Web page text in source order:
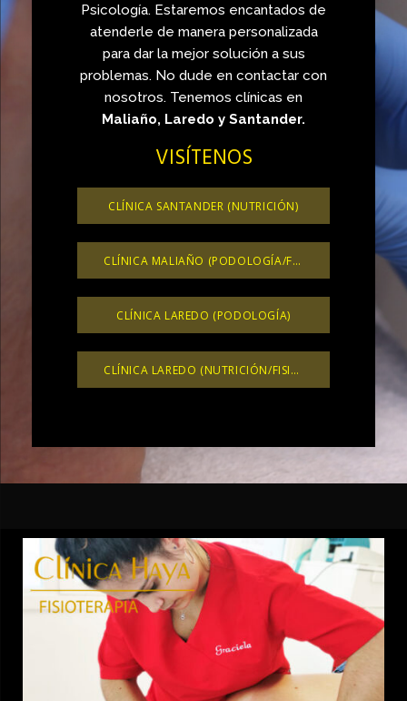
Psicología. Estaremos encantados de
atenderle de manera personalizada
para dar la mejor solución a sus
problemas. No dude en contactar con
nosotros. Tenemos clínicas en
Maliaño, Laredo y Santander.
VISÍTENOS
CLÍNICA SANTANDER (NUTRICIÓN)
CLÍNICA MALIAÑO (PODOLOGÍA/FISIOTERAPIA/PSICOLOGIA)
CLÍNICA LAREDO (PODOLOGÍA)
CLÍNICA LAREDO (NUTRICIÓN/FISIOTERAPIA)